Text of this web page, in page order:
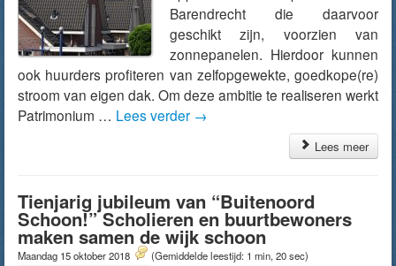
Barendrecht die daarvoor
geschikt zijn, voorzien van
zonnepanelen. Hierdoor kunnen
ook huurders profiteren van zelfopgewekte, goedkope(re)
stroom van eigen dak. Om deze ambitie te realiseren werkt
Patrimonium … Lees verder →
Lees meer
Tienjarig jubileum van “Buitenoord
Schoon!” Scholieren en buurtbewoners
maken samen de wijk schoon
Maandag 15 oktober 2018 (Gemiddelde leestijd: 1 min, 20 sec)